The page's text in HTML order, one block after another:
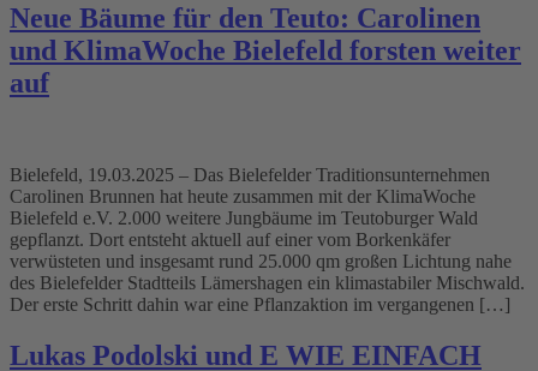
Neue Bäume für den Teuto: Carolinen
und KlimaWoche Bielefeld forsten weiter
auf
Bielefeld, 19.03.2025 – Das Bielefelder Traditionsunternehmen
Carolinen Brunnen hat heute zusammen mit der KlimaWoche
Bielefeld e.V. 2.000 weitere Jungbäume im Teutoburger Wald
gepflanzt. Dort entsteht aktuell auf einer vom Borkenkäfer
verwüsteten und insgesamt rund 25.000 qm großen Lichtung nahe
des Bielefelder Stadtteils Lämershagen ein klimastabiler Mischwald.
Der erste Schritt dahin war eine Pflanzaktion im vergangenen […]
Lukas Podolski und E WIE EINFACH